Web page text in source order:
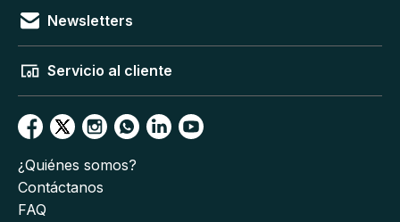
Newsletters
Servicio al cliente
¿Quiénes somos?
Contáctanos
FAQ